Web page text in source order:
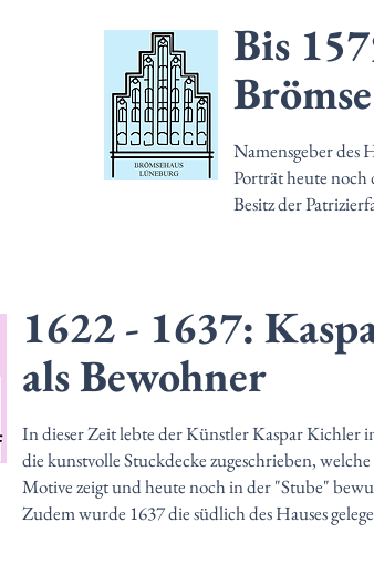
Bis
Brömse
Namensgeber des
Porträt heute noch
Besitz der
1622 - 1637:
als Bewohner
In dieser Zeit lebte der Künstler Kaspar Kichler
die kunstvolle Stuckdecke zugeschrieben,
Motive zeigt und heute noch in der "Stube"
Zudem wurde 1637 die südlich des Hauses